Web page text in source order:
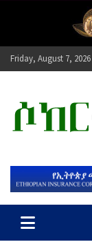
Friday, August 7, 2026
ሶከር